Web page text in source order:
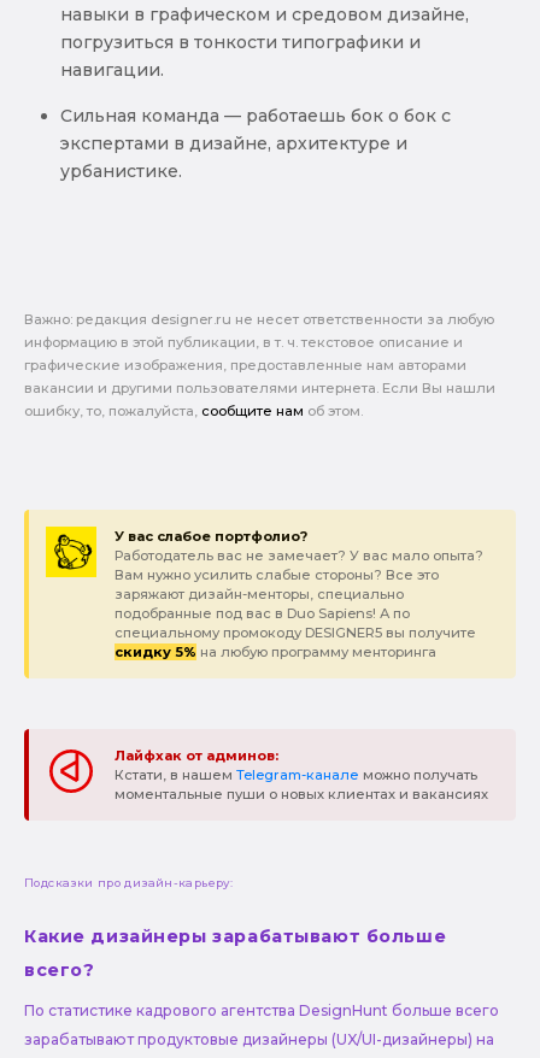
навыки в графическом и средовом дизайне,
погрузиться в тонкости типографики и
навигации.
Сильная команда — работаешь бок о бок с
экспертами в дизайне, архитектуре и
урбанистике.
Важно: pедакция designer.ru не несет ответственности за любую
информацию в этой публикации, в т. ч. текстовое описание и
графические изображения, предоставленные нам авторами
вакансии и другими пользователями интернета. Если Вы нашли
ошибку, то, пожалуйста, сообщите нам об этом.
У вас слабое портфолио?
Работодатель вас не замечает? У вас мало опыта?
Вам нужно усилить слабые стороны? Все это
заряжают дизайн-менторы, специально
подобранные под вас в Duo Sapiens! А по
специальному промокоду DESIGNER5 вы получите
скидку 5% на любую программу менторинга
Лайфхак от админов:
Кстати, в нашем Telegram-канале можно получать
моментальные пуши о новых клиентах и вакансиях
Подсказки про дизайн-карьеру:
Какие дизайнеры зарабатывают больше
всего?
По статистике кадрового агентства DesignHunt больше всего
зарабатывают продуктовые дизайнеры (UX/UI-дизайнеры) на